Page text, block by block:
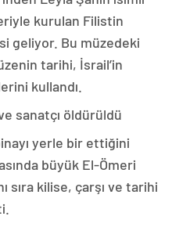
kurulan Filistin
geliyor. Bu müzedeki
tarihi, İsrail’in
kullandı.
sanatçı öldürüldü
yerle bir ettiğini
büyük El-Ömeri
sıra kilise, çarşı ve tarihi